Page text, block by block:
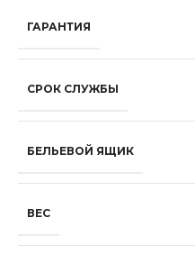
ГАРАНТИЯ
СРОК СЛУЖБЫ
БЕЛЬЕВОЙ ЯЩИК
ВЕС